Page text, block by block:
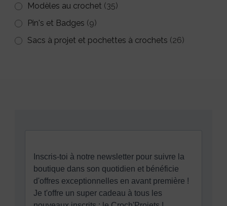
Modèles au crochet (35)
Pin's et Badges (9)
Sacs à projet et pochettes à crochets (26)